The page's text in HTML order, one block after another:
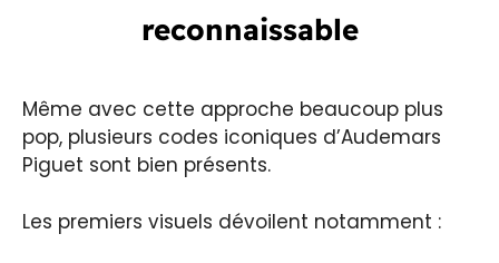
reconnaissable
Même avec cette approche beaucoup plus
pop, plusieurs codes iconiques d’Audemars
Piguet sont bien présents.
Les premiers visuels dévoilent notamment :